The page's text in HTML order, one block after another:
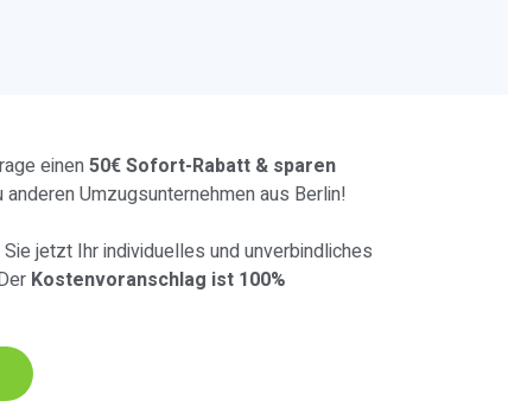
einen50€ Sofort-Rabatt & sparen
Umzugsunternehmen aus Berlin!
jetzt Ihr individuelles und unverbindliches
Kostenvoranschlag ist 100%